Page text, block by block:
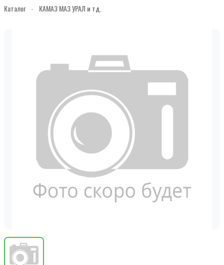
Каталог - КАМАЗ МАЗ УРАЛ и тд.